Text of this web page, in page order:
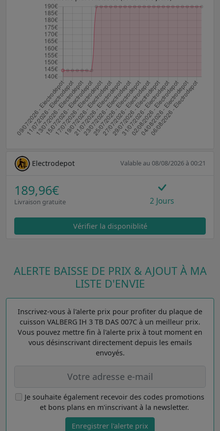
Electrodepot Valable au 08/08/2026 à 00:21
189,96€
Livraison gratuite 2 Jours
Vérifier la disponiblité
ALERTE BAISSE DE PRIX & AJOUT À MA
LISTE D'ENVIE
Inscrivez-vous à l'alerte prix pour profiter du plaque de
cuisson VALBERG IH 3 TB DAS 007C à un meilleur prix.
Vous pouvez mettre fin à l'alerte prix à tout moment en
vous désinscrivant directement depuis les emails
envoyés.
Je souhaite également recevoir des codes promotions
et bons plans en m'inscrivant à la newsletter.
Enregistrer l'alerte prix